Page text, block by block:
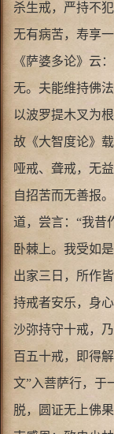
杀生戒，严持不
无有病苦，寿享
《萨婆多论》云
无。夫能维持佛
以波罗提木叉为
故《大智度论》
哑戒、聋戒，无
自招苦而无善报
道，尝言：“我昔
卧棘上。我受如
出家三日，所作
持戒者安乐，身
沙弥持守十戒，
百五十戒，即得
文”入菩萨行，于
脱，圆证无上佛